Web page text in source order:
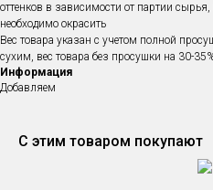
оттенков в зависимости от партии
необходимо окрасить
Вес товара указан с учетом полной
сухим, вес товара без просушки на 30-
Информация
Добавляем
С этим товаром покупают